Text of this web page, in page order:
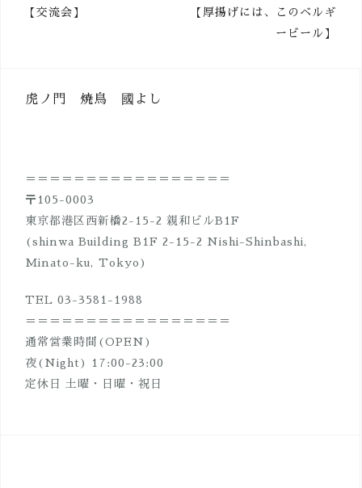
投
ビ
シ
ョ
ン
【交流会】
【厚揚げには、このベルギ
ービール】
虎ノ門 焼鳥 國よし
＝＝＝＝＝＝＝＝＝＝＝＝＝＝＝＝＝
〒105-0003
東京都港区西新橋2-15-2 親和ビルB1F
(shinwa Building B1F 2-15-2 Nishi-Shinbashi,
Minato-ku, Tokyo)
TEL 03-3581-1988
＝＝＝＝＝＝＝＝＝＝＝＝＝＝＝＝＝
通常営業時間(OPEN)
夜(Night) 17:00-23:00
定休日 土曜・日曜・祝日